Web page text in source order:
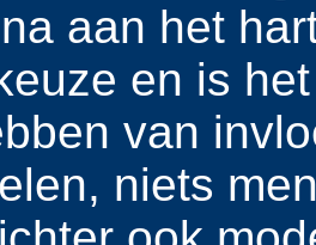
aan het
en is
van
niets